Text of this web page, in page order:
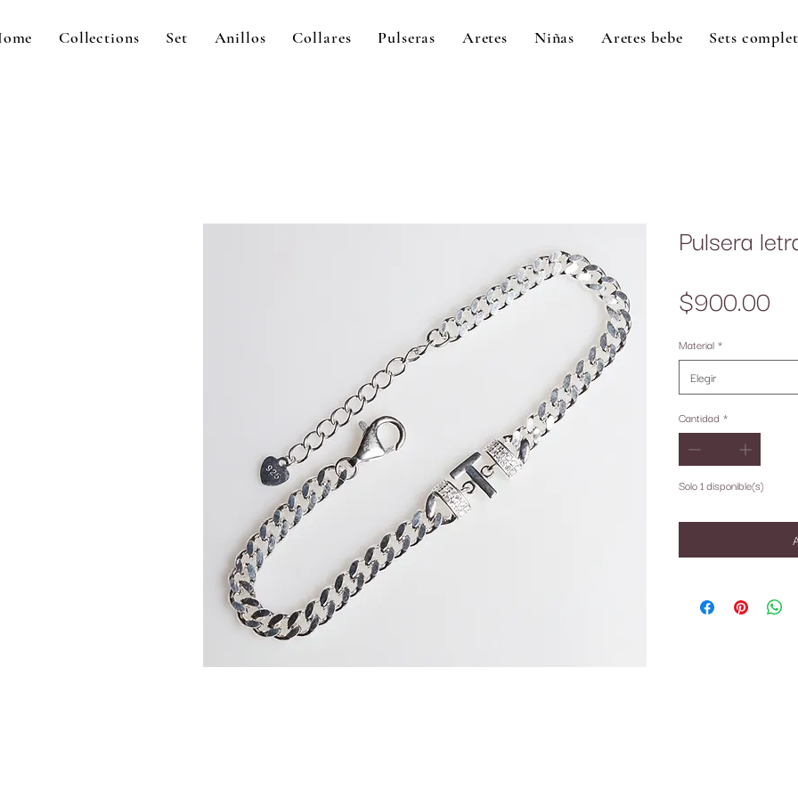
Collections Set Anillos Collares Pulseras Aretes Niñas Aretes bebe Sets
Pulsera
$900.00
Material *
Elegir
Cantidad *
Solo 1 disponible(s)